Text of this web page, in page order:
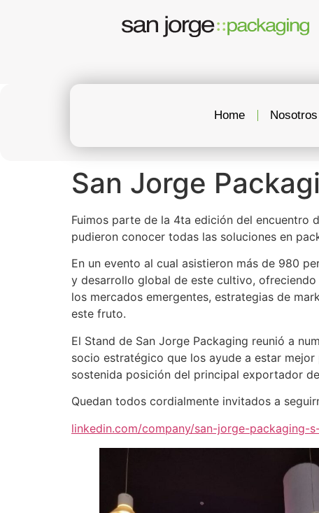
Home Nosotros
San Jorge
Fuimos parte de la 4ta edición del encuentro
pudieron conocer todas las soluciones en
En un evento al cual asistieron más de 980
y desarrollo global de este cultivo,
los mercados emergentes, estrategias de
este fruto.
El Stand de San Jorge Packaging reunió a
socio estratégico que los ayude a estar
sostenida posición del principal exportador
Quedan todos cordialmente invitados a
linkedin.com/company/san-jorge-packaging-